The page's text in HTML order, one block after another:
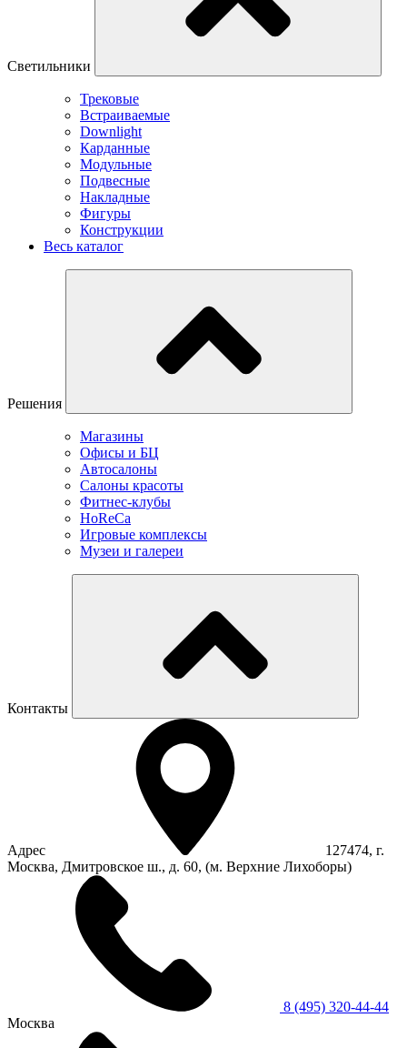
Светильники
Трековые
Встраиваемые
Downlight
Карданные
Модульные
Подвесные
Накладные
Фигуры
Конструкции
Весь каталог
Решения
Магазины
Офисы и БЦ
Автосалоны
Салоны красоты
Фитнес-клубы
HoReCa
Игровые комплексы
Музеи и галереи
Контакты
Адрес
127474, г.
Москва, Дмитровское ш., д. 60, (м. Верхние Лихоборы)
8 (495) 320-44-44
Москва